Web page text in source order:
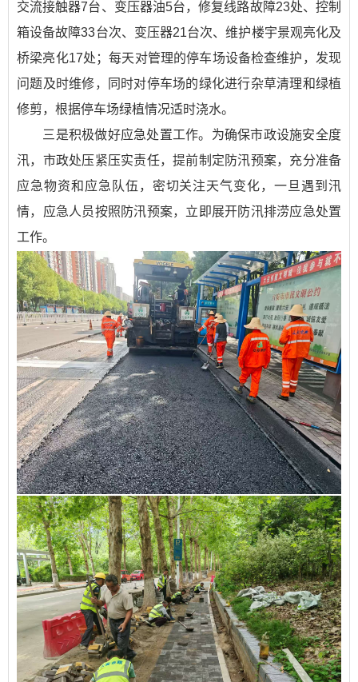
交流接触器7台、变压器油5台，修复线路故障23处、控制
箱设备故障33台次、变压器21台次、维护楼宇景观亮化及
桥梁亮化17处；每天对管理的停车场设备检查维护，发现
问题及时维修，同时对停车场的绿化进行杂草清理和绿植
修剪，根据停车场绿植情况适时浇水。
三是积极做好应急处置工作。为确保市政设施安全度
汛，市政处压紧压实责任，提前制定防汛预案，充分准备
应急物资和应急队伍，密切关注天气变化，一旦遇到汛
情，应急人员按照防汛预案，立即展开防汛排涝应急处置
工作。